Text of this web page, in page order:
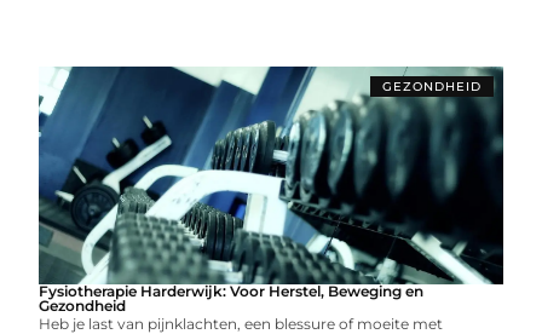
GEZONDHEID
Fysiotherapie Harderwijk: Voor Herstel, Beweging en
Gezondheid
Heb je last van pijnklachten, een blessure of moeite met